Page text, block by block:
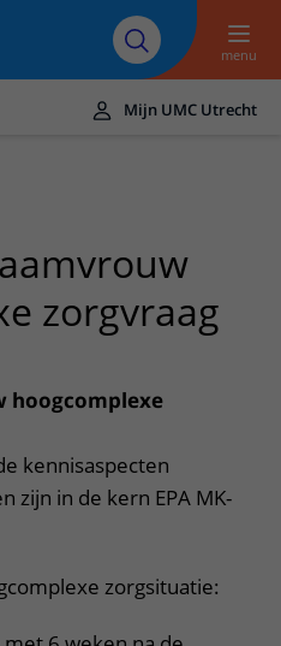
Werken bij het UMC
Utrecht
menu
Mijn UMC Utrecht
zorgvraag
hoogcomplexe
kennisaspecten
zijn in de kern EPA MK-
zorgsituatie: